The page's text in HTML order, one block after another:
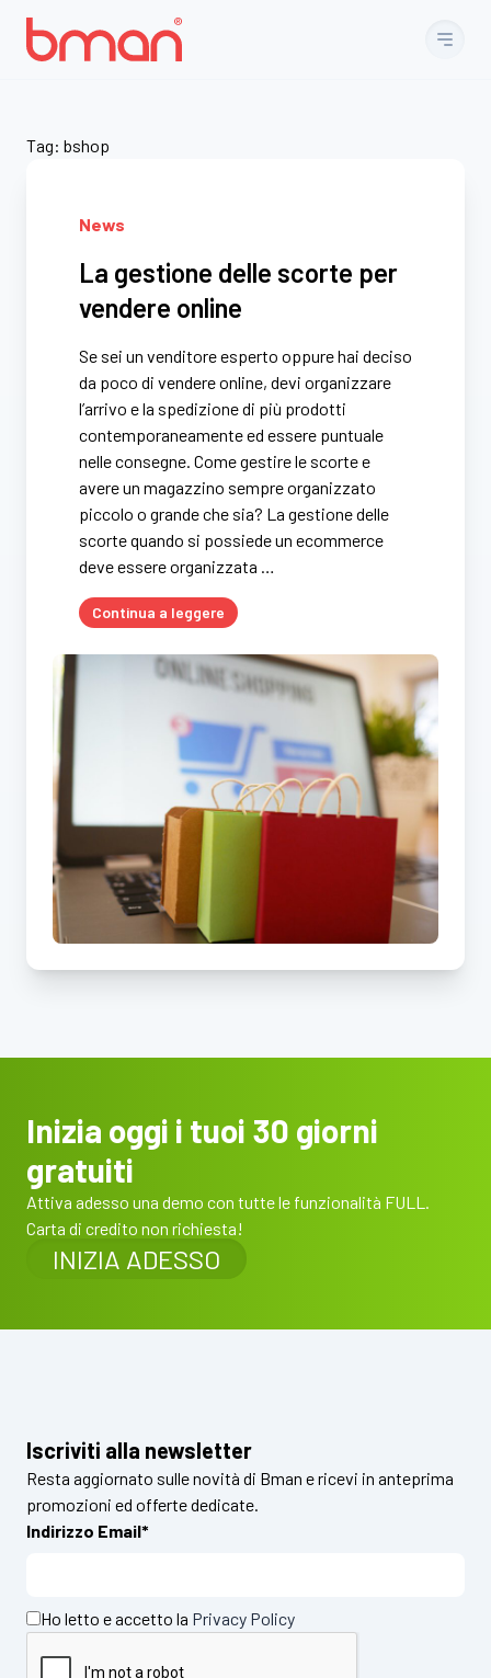
Tag: bshop
News
La gestione delle scorte per
vendere online
Se sei un venditore esperto oppure hai deciso
da poco di vendere online, devi organizzare
l’arrivo e la spedizione di più prodotti
contemporaneamente ed essere puntuale
nelle consegne. Come gestire le scorte e
avere un magazzino sempre organizzato
piccolo o grande che sia? La gestione delle
scorte quando si possiede un ecommerce
deve essere organizzata …
Continua a leggere
Inizia oggi i tuoi 30 giorni
gratuiti
Attiva adesso una demo con tutte le funzionalità FULL.
Carta di credito non richiesta!
INIZIA ADESSO
Iscriviti alla newsletter
Resta aggiornato sulle novità di Bman e ricevi in anteprima
promozioni ed offerte dedicate.
Indirizzo Email*
Ho letto e accetto la Privacy Policy